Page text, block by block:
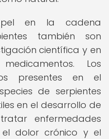
en la cadena
también son
científica y en
Los
presentes en el
de serpientes
en el desarrollo de
enfermedades
el dolor crónico y el